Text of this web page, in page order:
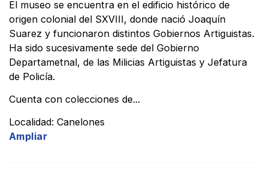
Características
El museo se encuentra en el edificio histórico de
origen colonial del SXVIII, donde nació Joaquín
Suarez y funcionaron distintos Gobiernos Artiguistas.
Ha sido sucesivamente sede del Gobierno
Departametnal, de las Milicias Artiguistas y Jefatura
de Policía.
Cuenta con colecciones de...
Localidad: Canelones
Ampliar